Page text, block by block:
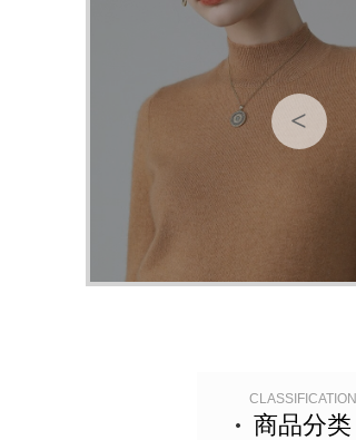
<
CLASSIFICATION
商品分类